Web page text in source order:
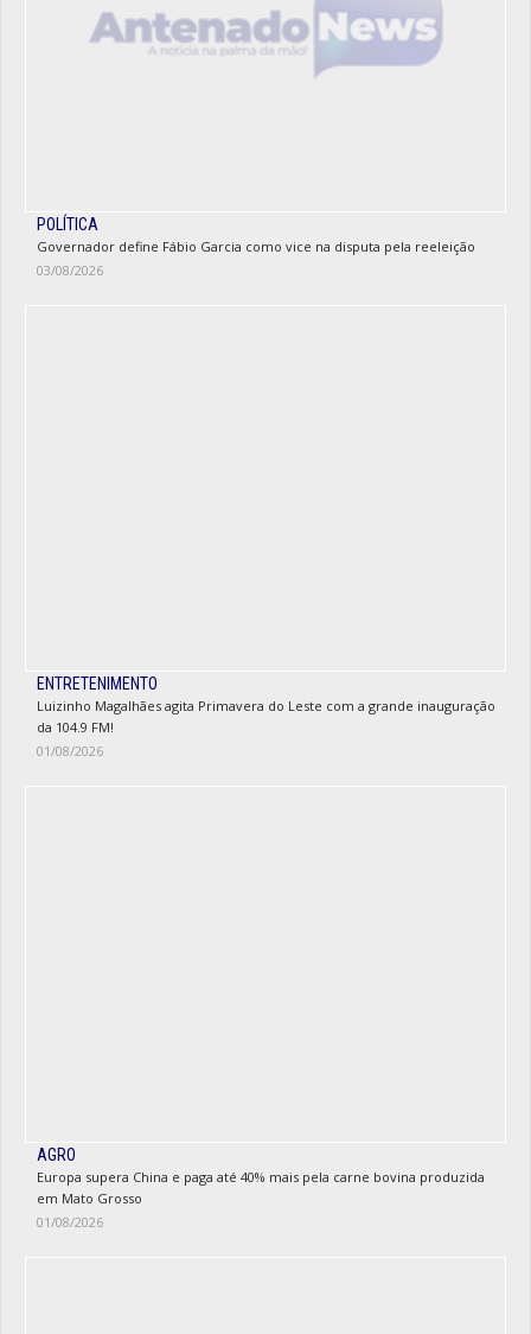
POLÍTICA
Governador define Fábio Garcia como vice na disputa pela reeleição
03/08/2026
ENTRETENIMENTO
Luizinho Magalhães agita Primavera do Leste com a grande inauguração
da 104.9 FM!
01/08/2026
AGRO
Europa supera China e paga até 40% mais pela carne bovina produzida
em Mato Grosso
01/08/2026